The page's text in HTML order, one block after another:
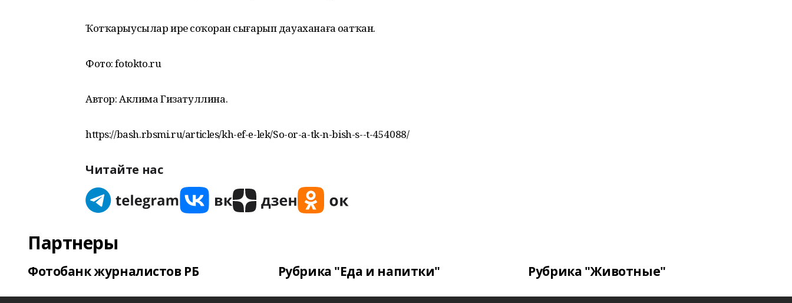
Ҡотҡарыусылар ирҙе соҡорҙан сығарып дауаханаға оҙатҡан.
Фото: fotokto.ru
Автор: Аклима Гизатуллина.
https://bash.rbsmi.ru/articles/kh-ef-e-lek/So-or-a-tk-n-bish-s--t-454088/
Читайте нас
Партнеры
Фотобанк журналистов РБ Рубрика "Еда и напитки" Рубрика "Животные"